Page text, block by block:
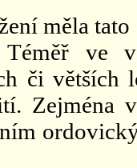
měla
ve
či
Zejména